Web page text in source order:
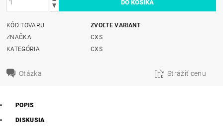
KÓD TOVARU
ZVOĽTE VARIANT
ZNAČKA
CXS
KATEGÓRIA
CXS
Otázka Strážiť cenu
POPIS
DISKUSIA